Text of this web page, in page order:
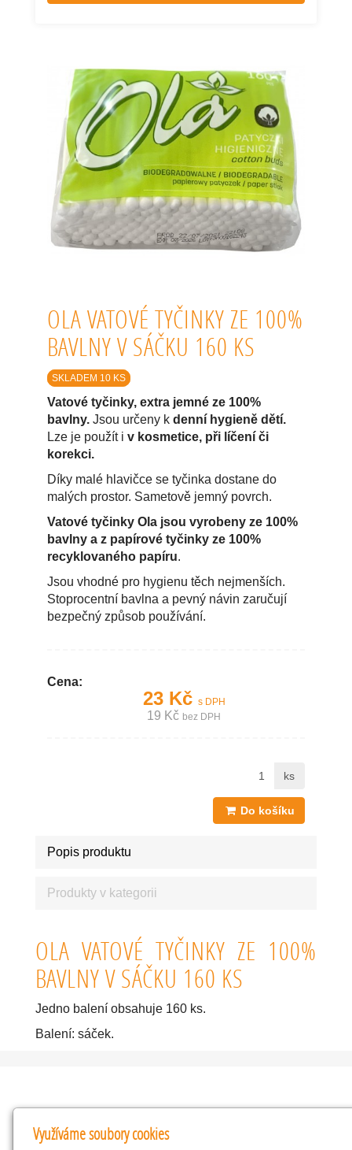
OLA VATOVÉ TYČINKY ZE 100%
BAVLNY V SÁČKU 160 KS
SKLADEM 10 KS
Vatové tyčinky, extra jemné ze 100%
bavlny. Jsou určeny k denní hygieně dětí.
Lze je použít i v kosmetice, při líčení či
korekci.
Díky malé hlavičce se tyčinka dostane do
malých prostor. Sametově jemný povrch.
Vatové tyčinky Ola jsou vyrobeny ze 100%
bavlny a z papírové tyčinky ze 100%
recyklovaného papíru.
Jsou vhodné pro hygienu těch nejmenších.
Stoprocentní bavlna a pevný návin zaručují
bezpečný způsob používání.
Cena:
23 Kč s DPH
19 Kč bez DPH
ks
Do košíku
Popis produktu
Produkty v kategorii
OLA VATOVÉ TYČINKY ZE 100%
BAVLNY V SÁČKU 160 KS
Jedno balení obsahuje 160 ks.
Balení: sáček.
Kontakty
Využíváme soubory cookies